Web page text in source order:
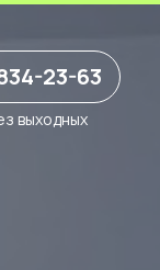
23-63
выходных